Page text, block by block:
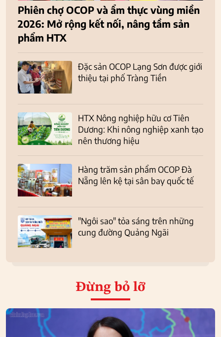
Phiên chợ OCOP và ẩm thực vùng miền
2026: Mở rộng kết nối, nâng tầm sản
phẩm HTX
Đặc sản OCOP Lạng Sơn được giới
thiệu tại phố Tràng Tiền
HTX Nông nghiệp hữu cơ Tiên
Dương: Khi nông nghiệp xanh tạo
nên thương hiệu
Hàng trăm sản phẩm OCOP Đà
Nẵng lên kệ tại sân bay quốc tế
"Ngôi sao" tỏa sáng trên những
cung đường Quảng Ngãi
Đừng bỏ lỡ